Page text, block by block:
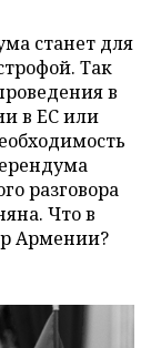
станет для
Так
в
в ЕС или
разговора
Что в
Армении?